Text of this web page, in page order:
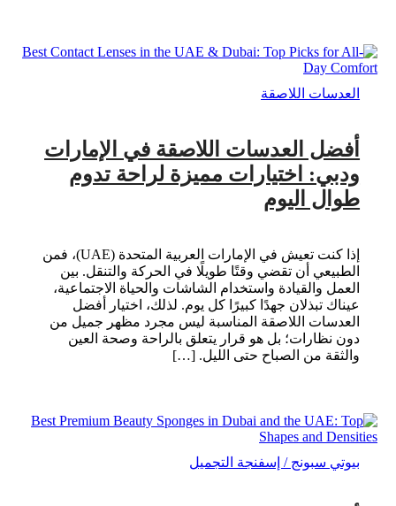
العدسات اللاصقة
أفضل العدسات اللاصقة في الإمارات
ودبي: اختيارات مميزة لراحة تدوم
طوال اليوم
إذا كنت تعيش في الإمارات العربية المتحدة (UAE)، فمن
الطبيعي أن تقضي وقتًا طويلًا في الحركة والتنقل. بين
العمل والقيادة واستخدام الشاشات والحياة الاجتماعية،
عيناك تبذلان جهدًا كبيرًا كل يوم. لذلك، اختيار أفضل
العدسات اللاصقة المناسبة ليس مجرد مظهر جميل من
دون نظارات؛ بل هو قرار يتعلق بالراحة وصحة العين
والثقة من الصباح حتى الليل. […]
بيوتي سبونج / إسفنجة التجميل